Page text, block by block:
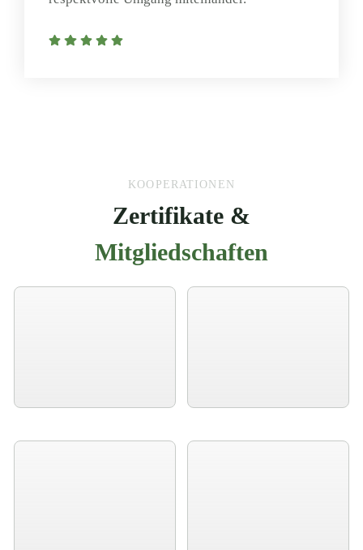
KOOPERATIONEN
Zertifikate &
Mitgliedschaften